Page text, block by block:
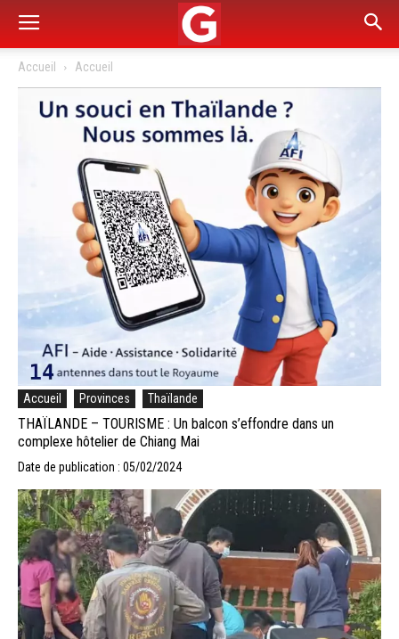
Accueil Accueil
Accueil Provinces Thaïlande
THAÏLANDE – TOURISME : Un balcon s’effondre dans un
complexe hôtelier de Chiang Mai
Date de publication : 05/02/2024